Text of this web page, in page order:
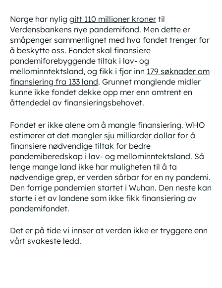
Norge har nylig gitt 110 millioner kronertil
Verdensbankens nye pandemifond. Men dette er
småpenger sammenlignet med hva fondet trenger for
å beskytte oss. Fondet skal finansiere
pandemiforebyggende tiltak i lav- og
mellominntektsland, og fikk i fjor inn 179 søknader om
finansiering fra 133 land. Grunnet manglende midler
kunne ikke fondet dekke opp mer enn omtrent en
åttendedel av finansieringsbehovet.
Fondet er ikke alene om å mangle finansiering. WHO
estimerer at det mangler sju milliarder dollarfor å
finansiere nødvendige tiltak for bedre
pandemiberedskap i lav- og mellominntektsland. Så
lenge mange land ikke har muligheten til å ta
nødvendige grep, er verden sårbar for en ny pandemi.
Den forrige pandemien startet i Wuhan. Den neste kan
starte i et av landene som ikke fikk finansiering av
pandemifondet.
Det er på tide vi innser at verden ikke er tryggere enn
vårt svakeste ledd.